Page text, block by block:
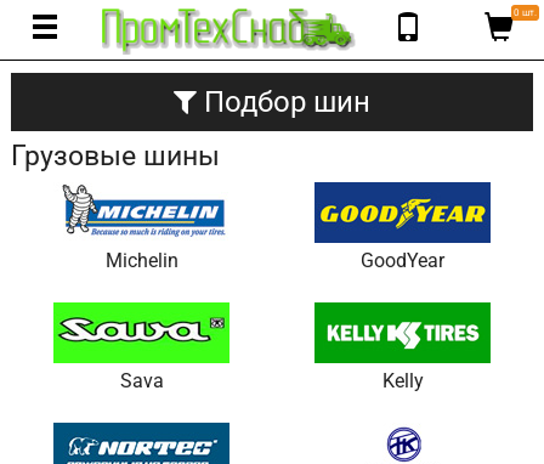
0 шт.
Подбор шин
Грузовые шины
Michelin GoodYear
Sava Kelly